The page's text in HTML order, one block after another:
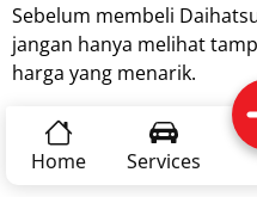
Reservasi
Home Services
Sebelum membeli
jangan hanya melihat
harga yang menarik.
Pemeriksaan teknis tetap
tahu kondisi mobil yang